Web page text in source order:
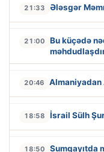
21:33 Ələsgər
21:00
Bu küçədə
20:46 Almaniyadan
18:58 İsrail Sülh
18:50 Sumqayıtda